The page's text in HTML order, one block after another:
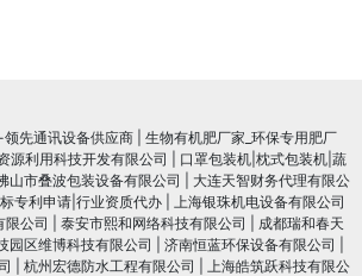
先通讯设备供应商
生物有机肥厂家_环保专用肥厂
源利用科技开发有限公司
口罩包装机|枕式包装机|蔬
山市叠波包装设备有限公司
大连天智财务代理有限公
专利申请|行业资质代办
上海银珠机电设备有限公司
限公司 泰安市熙和网络科技有限公司
成都瑞和春天
园区维博科技有限公司 济南恒蓝环保设备有限公司
杭州宏德防水工程有限公司
上海皓筑跃科技有限公